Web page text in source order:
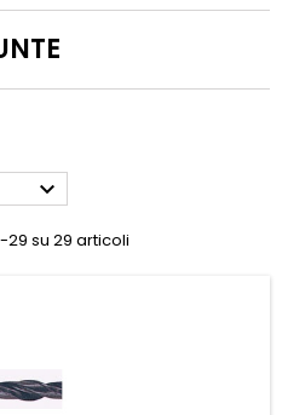

29 su 29 articoli